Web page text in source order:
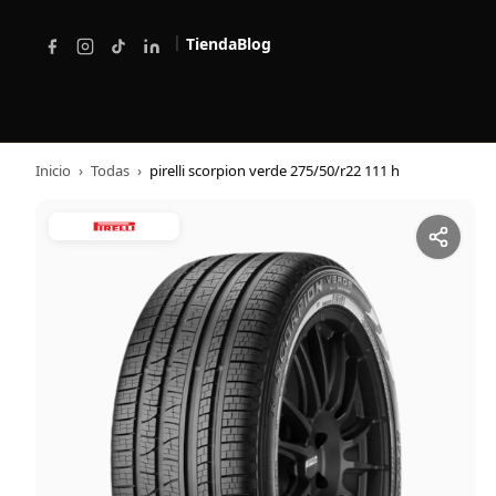
| TiendaBlog
Inicio › Todas › pirelli scorpion verde 275/50/r22 111 h